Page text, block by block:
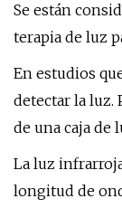
Se están
terapia de luz
En estudios
detectar la luz.
de una caja de
La luz
longitud de